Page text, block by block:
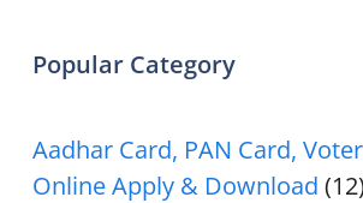
Popular Category
Aadhar Card, PAN Card,
Online Apply & Download (12)